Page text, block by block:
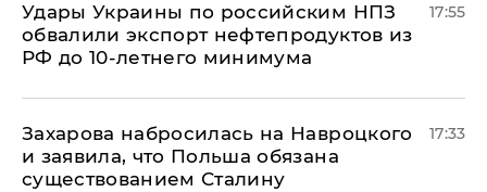
Удары Украины по российским НПЗ
обвалили экспорт нефтепродуктов из
РФ до 10-летнего минимума
17:55
​Захарова набросилась на Навроцкого
и заявила, что Польша обязана
существованием Сталину
17:33